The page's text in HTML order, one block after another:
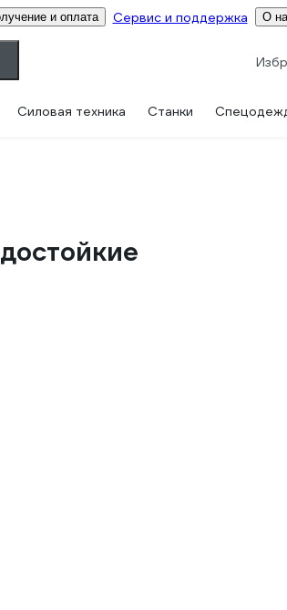
и оплата Сервис и поддержка О
Силовая техника Станки